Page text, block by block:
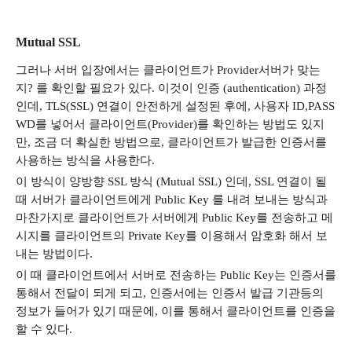
Mutual SSL
그러나 서버 입장에서는 클라이언트가 Provider서버가 맞는
지 ? 를 확인할 필요가 있다. 이것이 인증 (authentication) 과정
인데 , TLS(SSL) 연결이 안전하게 설정된 후에 , 사용자 ID,PASS
WD를 넣어서 클라이언트(Provider)를 확인하는 방법도 있지
만, 조금 더 확실한 방법으로, 클라이언트가 발급한 인증서를
사용하는 방식을 사용한다.
이 방식이 양방향 SSL 방식 (Mutual SSL) 인데 , SSL 연결이 될
때 서버가 클라이언트에게 Public Key 를 내려 보내는 방식과
마찬가지로 클라이언트가 서버에게 Public Key를 전송하고 메
시지를 클라이언트의 Private Key를 이용해서 암호화 해서 보
내는 방법이다.
이 때 클라이언트에서 서버로 전송하는 Public Key는 인증서를
통해서 전달이 되게 되고, 인증서에는 인증서 발급 기관등의
정보가 들어가 있기 때문에 , 이를 통해서 클라이언트를 인증을
할 수 있다.